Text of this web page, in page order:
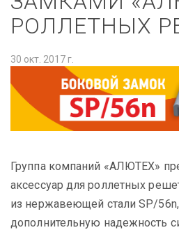
РОЛЛЕТНЫХ
30 окт. 2017 г.
Группа компаний «АЛЮТЕХ»
аксессуар для роллетных
из нержавеющей стали SP/
дополнительную надежность